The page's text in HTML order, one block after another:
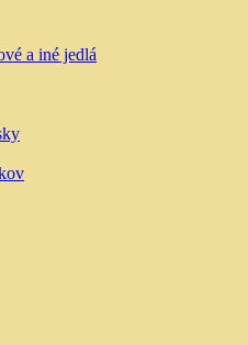
a iné jedlá